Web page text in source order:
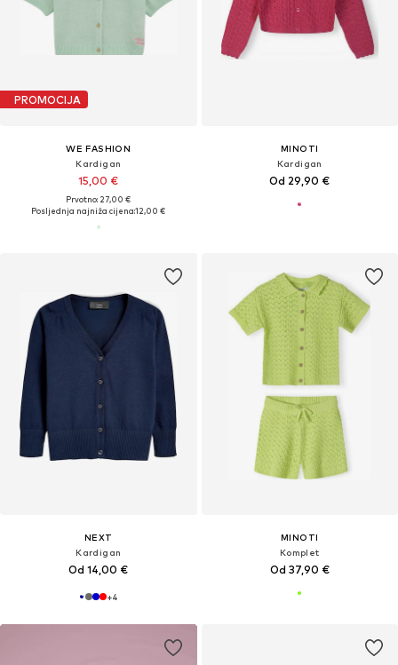
PROMOCIJA
WE FASHION
Kardigan
15,00 €
Prvotno: 27,00 €
Posljednja najniža cijena:12,00 €
MINOTI
Kardigan
Od 29,90 €
NEXT
Kardigan
Od 14,00 €
+4
MINOTI
Komplet
Od 37,90 €